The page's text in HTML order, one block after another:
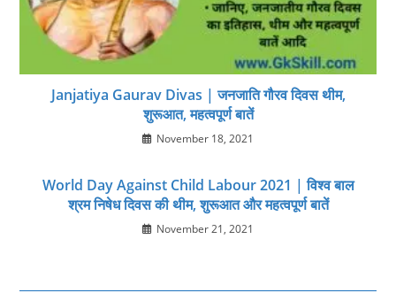
Janjatiya Gaurav Divas | जनजाति गौरव दिवस थीम,
शुरूआत, महत्‍वपूर्ण बातें
November 18, 2021
World Day Against Child Labour 2021 | विश्व बाल
श्रम निषेध दिवस की थीम, शुरूआत और महत्‍वपूर्ण बातें
November 21, 2021